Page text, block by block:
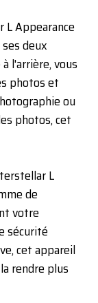
Appearance
deux
l'arrière, vous
photos et
ou
photos, cet
L
de
votre
sécurité
cet appareil
rendre plus